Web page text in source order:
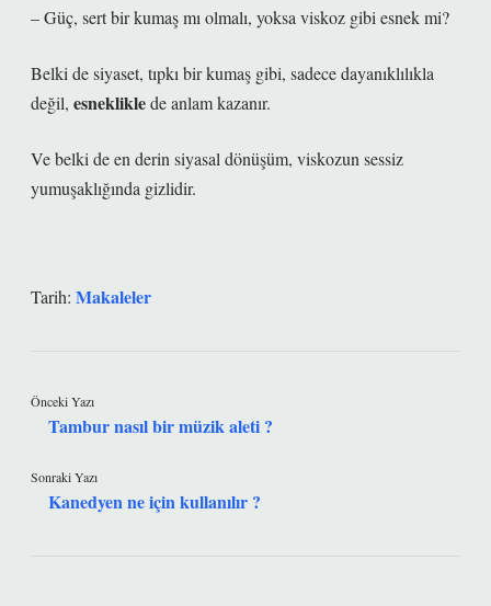
– Güç, sert bir kumaş mı olmalı, yoksa viskoz gibi esnek mi?
Belki de siyaset, tıpkı bir kumaş gibi, sadece dayanıklılıkla
değil, esnekliklede anlam kazanır.
Ve belki de en derin siyasal dönüşüm, viskozun sessiz
yumuşaklığında gizlidir.
Tarih: Makaleler
Önceki Yazı
Tambur nasıl bir müzik aleti ?
Sonraki Yazı
Kanedyen ne için kullanılır ?